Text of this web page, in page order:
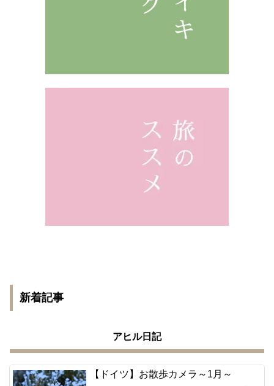
新着記事
アヒル日記
【ドイツ】お散歩カメラ～1月～